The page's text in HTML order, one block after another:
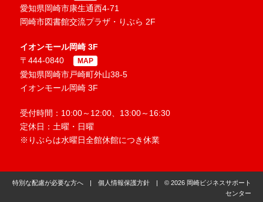
愛知県岡崎市康生通西4-71
岡崎市図書館交流プラザ・りぶら 2F
イオンモール岡崎 3F
〒444-0840
MAP
愛知県岡崎市戸崎町外山38-5
イオンモール岡崎 3F
受付時間：10:00～12:00、13:00～16:30
定休日：土曜・日曜
※りぶらは水曜日全館休館につき休業
特別な配慮が必要な方へ | 個人情報保護方針 | © 2026 岡崎ビジネスサポート
センター